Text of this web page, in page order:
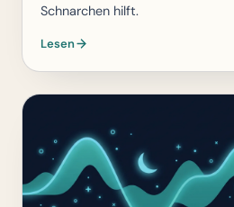
Schnarchen hilft.
Lesen